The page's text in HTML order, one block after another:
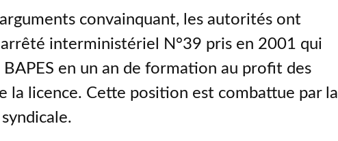
convainquant, les autorités ont
interministériel N°39 pris en 2001 qui
BAPES en un an de formation au profit des
la licence. Cette position est combattue par la